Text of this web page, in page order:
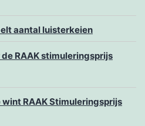
aantal luisterkeien
RAAK stimuleringsprijs
wint RAAK Stimuleringsprijs